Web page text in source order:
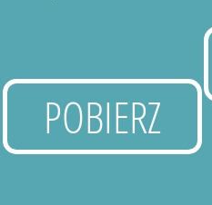
POBIERZ